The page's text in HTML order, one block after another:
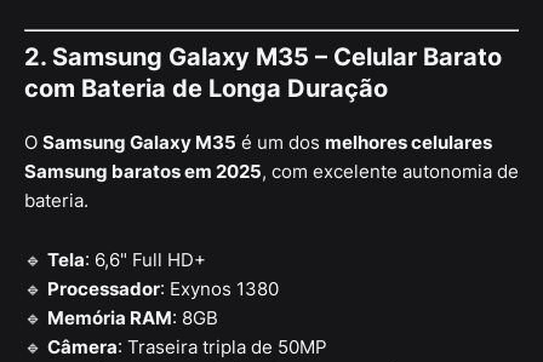
2. Samsung Galaxy M35 – Celular Barato
com Bateria de Longa Duração
O Samsung Galaxy M35 é um dos melhores celulares
Samsung baratos em 2025, com excelente autonomia de
bateria.
🔹 Tela: 6,6" Full HD+
🔹 Processador: Exynos 1380
🔹 Memória RAM: 8GB
🔹 Câmera: Traseira tripla de 50MP